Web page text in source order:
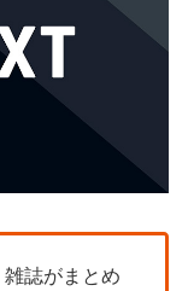
誌がまとめ